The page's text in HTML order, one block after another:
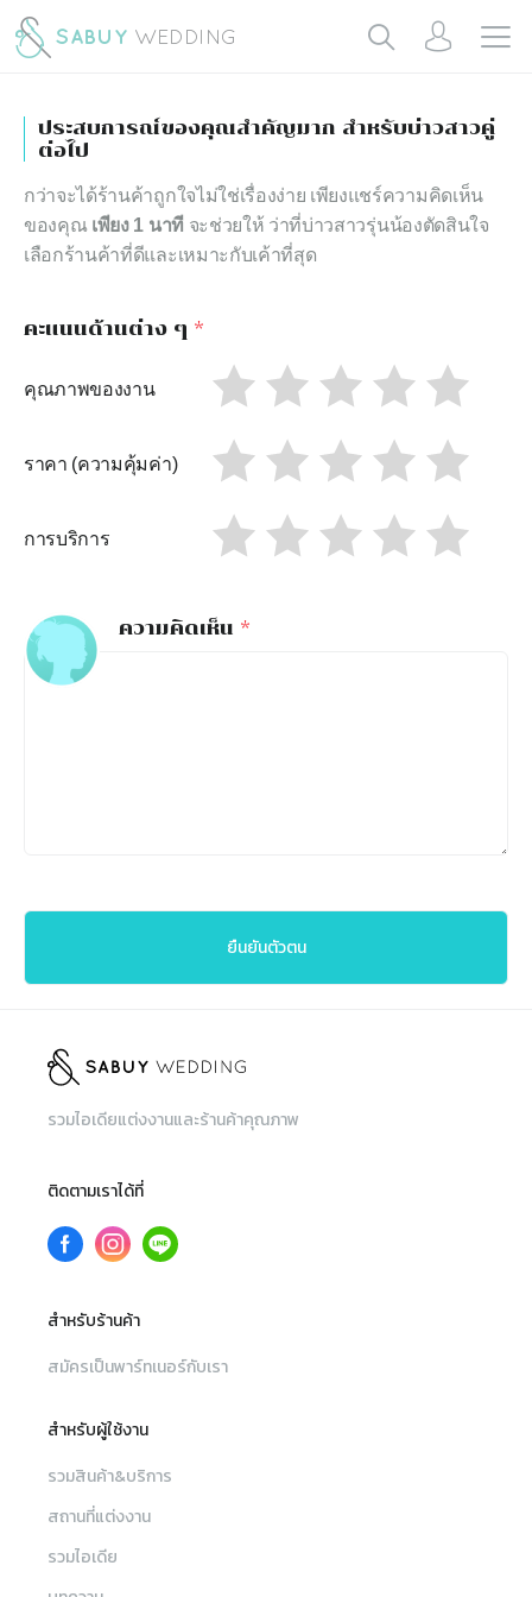
ประสบการณ์ของคุณสำคัญมาก สำหรับบ่าวสาวคู่
ต่อไป
กว่าจะได้ร้านค้าถูกใจไม่ใช่เรื่องง่าย เพียงแชร์ความคิดเห็น
ของคุณ เพียง 1 นาที จะช่วยให้ ว่าที่บ่าวสาวรุ่นน้องตัดสินใจ
เลือกร้านค้าที่ดีและเหมาะกับเค้าที่สุด
คะแนนด้านต่าง ๆ *
คุณภาพของงาน
ราคา (ความคุ้มค่า)
การบริการ
ความคิดเห็น *
ยืนยันตัวตน
รวมไอเดียแต่งงานและร้านค้าคุณภาพ
ติดตามเราได้ที่
สำหรับร้านค้า
สมัครเป็นพาร์ทเนอร์กับเรา
สำหรับผู้ใช้งาน
รวมสินค้า&บริการ
สถานที่แต่งงาน
รวมไอเดีย